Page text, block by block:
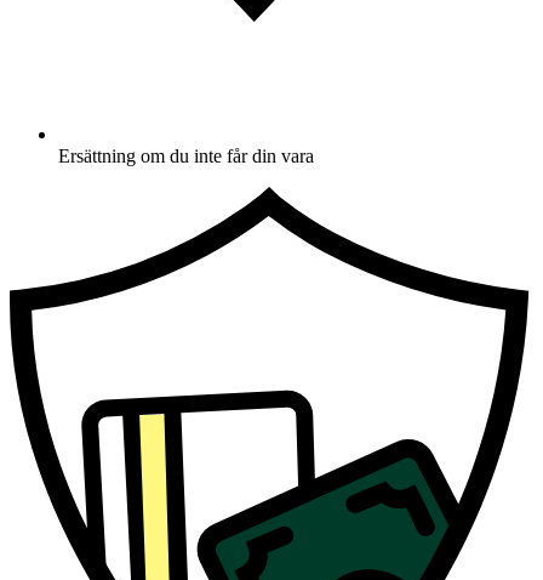
Ersättning om du inte får din vara